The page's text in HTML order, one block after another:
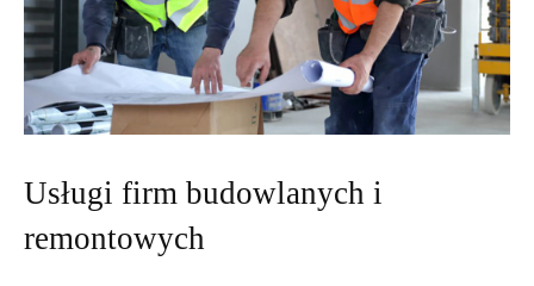
Usługi firm budowlanych i
remontowych